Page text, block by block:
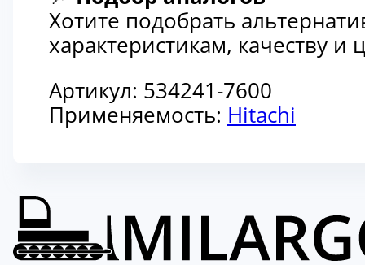
Хотите подобрать
характеристикам, качеству
Артикул: 534241-7600
Применяемость: Hitachi